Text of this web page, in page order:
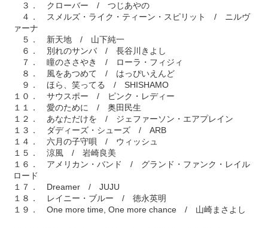
３． クローバー / つじあやの
４． スメルズ・ライク・ティーン・スピリット / ニルヴ
ァーナ
５． 新天地 / 山下純一
６． 別れのサンバ / 長谷川きよし
７． 瞳のささやき / ローラ・フィジィ
８． 風をあつめて / はっぴいえんど
９． ほら、笑ってる / SHISHAMO
１０． サウスポー / ピンク・レディー
１１． 愛のために / 奥田民生
１２． あなただけを / ジェファーソン・エアプレイン
１３． ダディーズ・シューズ / ARB
１４． 六月の子守唄 / ウィッシュ
１５． 涼風 / 岩崎良美
１６． アメリカン・バンド / グランド・ファンク・レイル
ロード
１７． Dreamer / JUJU
１８． レイニー・ブルー / 徳永英明
１９． One more time, One more chance / 山崎まさよし